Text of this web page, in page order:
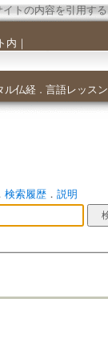
イトの内容を引用する
内 ｜
ル仏経． 言語レッスン
検索履歴． 説明